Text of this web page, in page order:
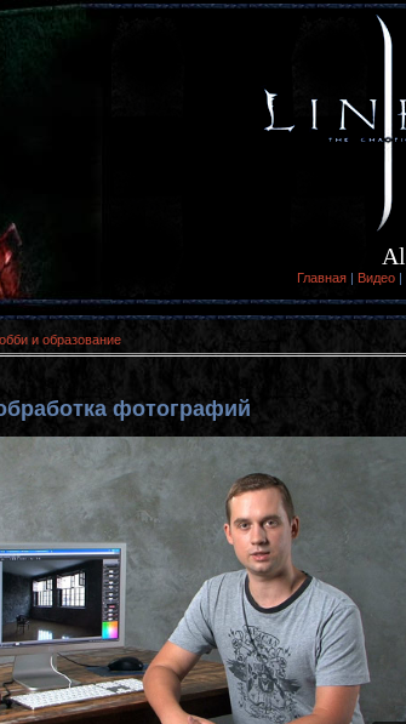
Главная | Видео |
и образование
фотографий